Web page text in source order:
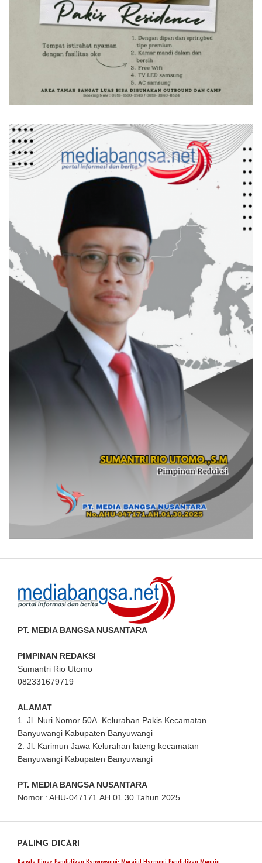
PT. MEDIA BANGSA NUSANTARA
PIMPINAN REDAKSI
Sumantri Rio Utomo
082331679719
ALAMAT
1. Jl. Nuri Nomor 50A. Kelurahan Pakis Kecamatan
Banyuwangi Kabupaten Banyuwangi
2. Jl. Karimun Jawa Kelurahan lateng kecamatan
Banyuwangi Kabupaten Banyuwangi
PT. MEDIA BANGSA NUSANTARA
Nomor : AHU-047171.AH.01.30.Tahun 2025
PALING DICARI